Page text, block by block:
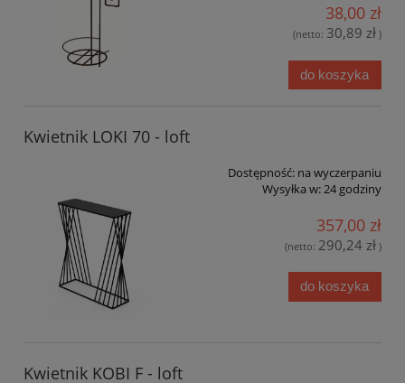
38,00 zł
(netto: 30,89 zł )
do koszyka
Kwietnik LOKI 70 - loft
Dostępność: na wyczerpaniu
Wysyłka w:24 godziny
357,00 zł
(netto: 290,24 zł )
do koszyka
Kwietnik KOBI F - loft